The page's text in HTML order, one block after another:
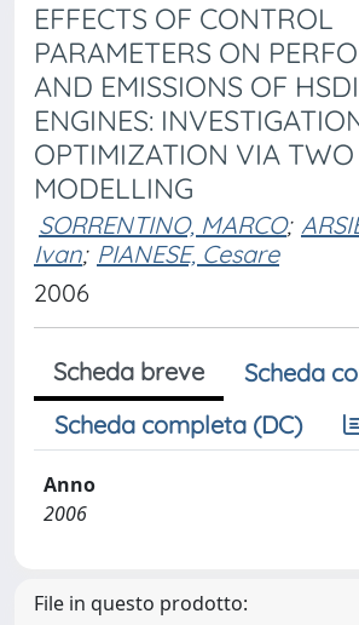
EFFECTS OF CONTROL
PARAMETERS ON
AND EMISSIONS OF
ENGINES:
OPTIMIZATION VIA
MODELLING
SORRENTINO, MARCO;
Ivan; PIANESE, Cesare
2006
Scheda breve
Scheda
Scheda completa (DC)
Anno
2006
File in questo prodotto: